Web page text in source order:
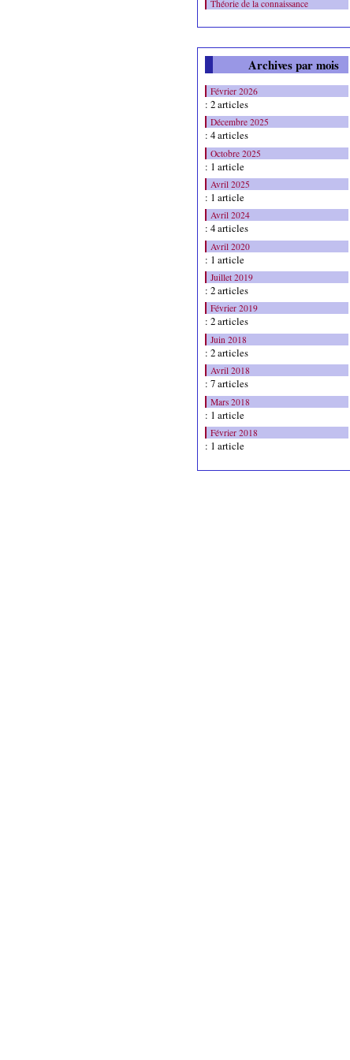
Théorie de la connaissance
Archives par mois
Février 2026
: 2 articles
Décembre 2025
: 4 articles
Octobre 2025
: 1 article
Avril 2025
: 1 article
Avril 2024
: 4 articles
Avril 2020
: 1 article
Juillet 2019
: 2 articles
Février 2019
: 2 articles
Juin 2018
: 2 articles
Avril 2018
: 7 articles
Mars 2018
: 1 article
Février 2018
: 1 article